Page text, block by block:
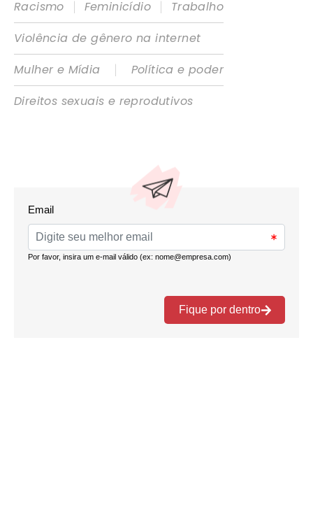
Racismo | Feminicídio |
Trabalho
Violência de gênero na internet
Mulher e Mídia
|
Política e poder
Direitos sexuais e reprodutivos